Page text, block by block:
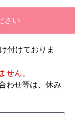
さい
付けておりま
せん。
わせ等は、休み